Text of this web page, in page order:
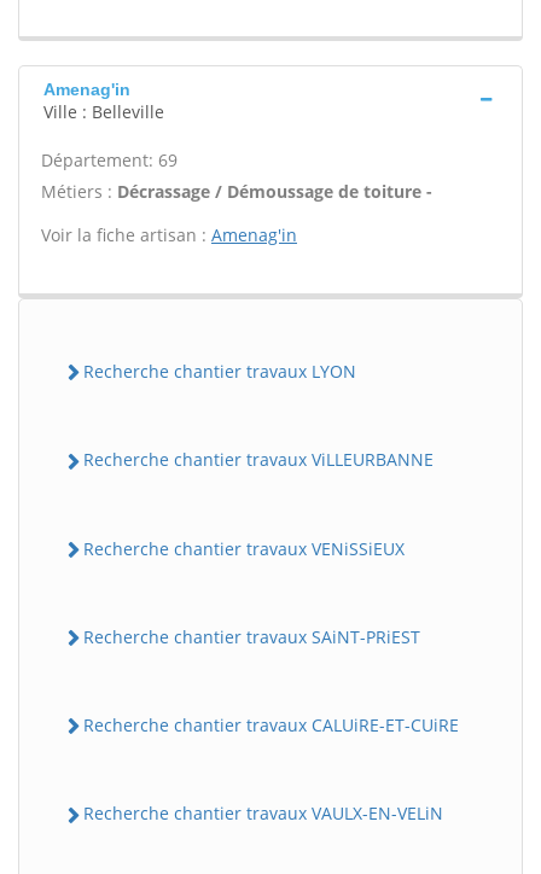
Amenag'in
Ville : Belleville
Département: 69
Métiers : Décrassage / Démoussage de toiture -
Voir la fiche artisan : Amenag'in
Recherche chantier travaux LYON
Recherche chantier travaux ViLLEURBANNE
Recherche chantier travaux VENiSSiEUX
Recherche chantier travaux SAiNT-PRiEST
Recherche chantier travaux CALUiRE-ET-CUiRE
Recherche chantier travaux VAULX-EN-VELiN